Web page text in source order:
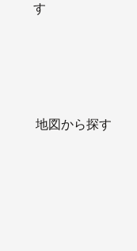
す
地図から探す